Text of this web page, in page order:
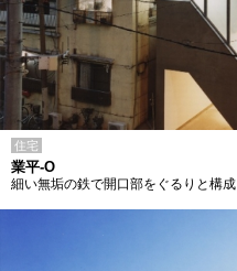
住宅
業平-O
細い無垢の鉄で開口部をぐるりと構成